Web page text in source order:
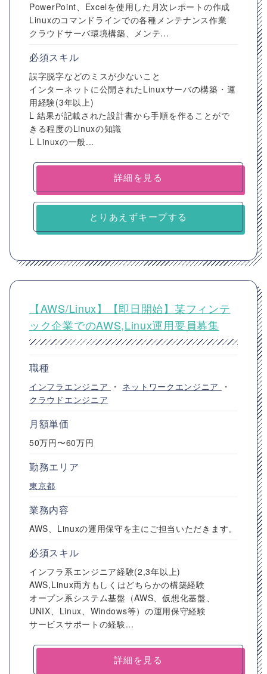
PowerPoint、Excelを使用した月次レポートの作成
Linuxのコマンドラインでの各種メンテナンス作業
クラウドサーバ環境構築、メンテ...
必須スキル
誤字脱字などのミスが少ないこと
インターネットに公開されたLinuxサーバの構築・運
用経験(3年以上)
L 結果が記載された設計書から手順を作ることがで
きる程度のLinuxの知識
L Linuxの一般...
詳細を見る
とりあえずキープする
【AWS/Linux】【即日開始】某フィンテ
ック企業でのAWS,Linux運用要員募集
職種
インフラエンジニア ・ ネットワークエンジニア
・
クラウドエンジニア
月額単価
50万円〜60万円
勤務エリア
東京都
業務内容
AWS、Linuxの運用保守を主にご担当いただきます。
必須スキル
インフラ系エンジニア経験(2,3年以上)
AWS,Linux両方もしくはどちらかの構築経験
オープン系システム基盤（AWS、仮想化基盤、
UNIX、Linux、Windows等）の運用保守経験
サービスサポートの経験...
詳細を見る